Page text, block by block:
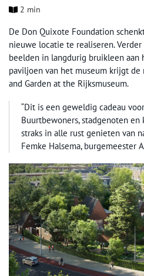
2 min
De Don Quixote Foundation
nieuwe locatie te realiseren.
beelden in langdurig bruikleen aan
paviljoen van het museum krijgt de
and Garden at the Rijksmuseum.
“Dit is een geweldig cadeau
Buurtbewoners, stadgenoten
straks in alle rust genieten van
Femke Halsema, burgemeester